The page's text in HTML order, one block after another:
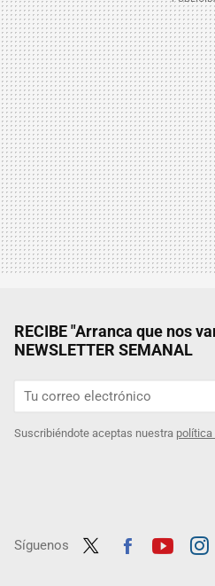
RECIBE "Arranca que nos
NEWSLETTER SEMANAL
Suscribiéndote aceptas nuestra política
Síguenos